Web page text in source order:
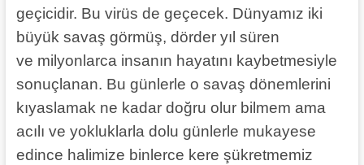
geçicidir. Bu virüs de geçecek. Dünyamız iki
büyük savaş görmüş, dörder yıl süren
ve milyonlarca insanın hayatını kaybetmesiyle
sonuçlanan. Bu günlerle o savaş dönemlerini
kıyaslamak ne kadar doğru olur bilmem ama
acılı ve yokluklarla dolu günlerle mukayese
edince halimize binlerce kere şükretmemiz